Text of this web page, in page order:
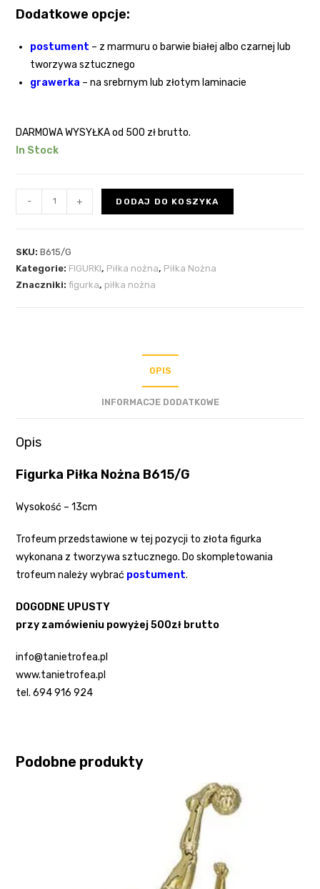
Dodatkowe opcje:
postument – z marmuru o barwie białej albo czarnej lub
tworzywa sztucznego
grawerka – na srebrnym lub złotym laminacie
DARMOWA WYSYŁKA od 500 zł brutto.
In Stock
- + DODAJ DO KOSZYKA
SKU:B615/G
Kategorie: FIGURKI, Piłka nożna, Piłka Nożna
Znaczniki:figurka, piłka nożna
OPIS
INFORMACJE DODATKOWE
Opis
Figurka Piłka Nożna B615/G
Wysokość – 13cm
Trofeum przedstawione w tej pozycji to złota figurka
wykonana z tworzywa sztucznego. Do skompletowania
trofeum należy wybrać postument.
DOGODNE UPUSTY
przy zamówieniu powyżej 500zł brutto
info@tanietrofea.pl
www.tanietrofea.pl
tel. 694 916 924
Podobne produkty